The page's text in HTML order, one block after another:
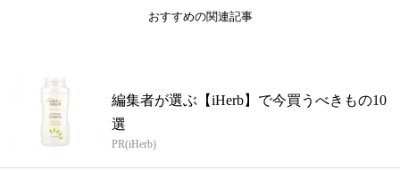
おすすめの関連記事
編集者が選ぶ【iHerb】で今買うべきもの10
選
PR(iHerb)